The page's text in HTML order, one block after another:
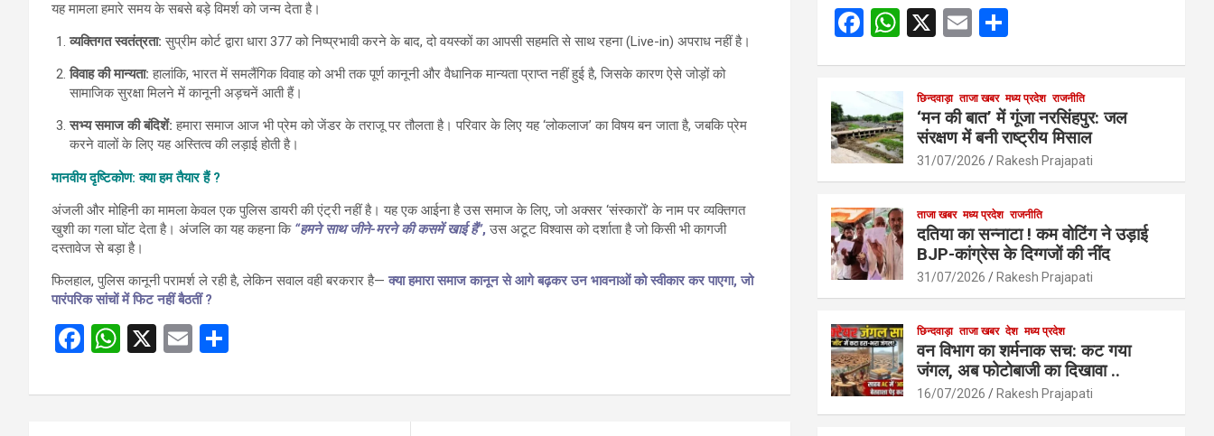
यह मामला हमारे समय के सबसे बड़े विमर्श को जन्म देता है।
व्यक्तिगत स्वतंत्रता: सुप्रीम कोर्ट द्वारा धारा 377 को निष्प्रभावी करने के बाद, दो वयस्कों का आपसी सहमति से साथ रहना (Live-in) अपराध नहीं है।
विवाह की मान्यता: हालांकि, भारत में समलैंगिक विवाह को अभी तक पूर्ण कानूनी और वैधानिक मान्यता प्राप्त नहीं हुई है, जिसके कारण ऐसे जोड़ों को
सामाजिक सुरक्षा मिलने में कानूनी अड़चनें आती हैं।
सभ्य समाज की बंदिशें: हमारा समाज आज भी प्रेम को जेंडर के तराजू पर तौलता है। परिवार के लिए यह ‘लोकलाज’ का विषय बन जाता है, जबकि प्रेम
करने वालों के लिए यह अस्तित्व की लड़ाई होती है।
मानवीय दृष्टिकोण: क्या हम तैयार हैं ?
अंजली और मोहिनी का मामला केवल एक पुलिस डायरी की एंट्री नहीं है। यह एक आईना है उस समाज के लिए, जो अक्सर ‘संस्कारों’ के नाम पर व्यक्तिगत
खुशी का गला घोंट देता है। अंजलि का यह कहना कि “हमने साथ जीने-मरने की कसमें खाई हैं”, उस अटूट विश्वास को दर्शाता है जो किसी भी कागजी
दस्तावेज से बड़ा है।
फिलहाल, पुलिस कानूनी परामर्श ले रही है, लेकिन सवाल वही बरकरार है— क्या हमारा समाज कानून से आगे बढ़कर उन भावनाओं को स्वीकार कर पाएगा, जो
पारंपरिक सांचों में फिट नहीं बैठतीं ?
F
ce
W
at
X
E
ail ar
F
b
o
o
W
s
A
p
X
E
e
छिन्दवाड़ा ताजा खबर मध्य प्रदेश राजनीति
‘मन की बात’ में गूंजा नरसिंहपुर: जल
संरक्षण में बनी राष्ट्रीय मिसाल
31/07/2026 Rakesh Prajapati
ताजा खबर मध्य प्रदेश राजनीति
दतिया का सन्नाटा ! कम वोटिंग ने उड़ाई
BJP-कांग्रेस के दिग्गजों की नींद
31/07/2026 Rakesh Prajapati
छिन्दवाड़ा ताजा खबर देश मध्य प्रदेश
वन विभाग का शर्मनाक सच: कट गया
जंगल, अब फोटोबाजी का दिखावा ..
16/07/2026 Rakesh Prajapati